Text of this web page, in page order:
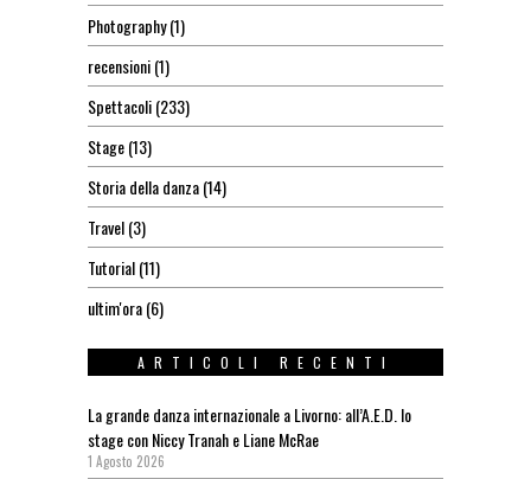
Photography(1)
recensioni(1)
Spettacoli(233)
Stage(13)
Storia della danza(14)
Travel(3)
Tutorial(11)
ultim'ora(6)
ARTICOLI RECENTI
La grande danza internazionale a Livorno: all’A.E.D. lo
stage con Niccy Tranah e Liane McRae
1 Agosto 2026